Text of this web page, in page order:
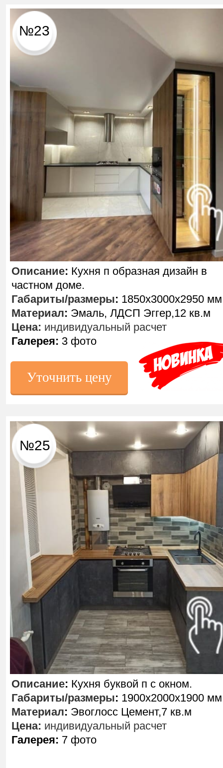
№25
№23
Описание: Кухня п образная дизайн в
частном доме.
Габариты/размеры: 1850х3000х2950
Материал: Эмаль, ЛДСП Эггер,12 кв.м
Цена: индивидуальный расчет
Галерея: 3 фото
Уточнить цену
Описание: Кухня буквой п с окном.
Габариты/размеры: 1900х2000х1900
Материал: Эвоглосс Цемент,7 кв.м
Цена: индивидуальный расчет
Галерея: 7 фото